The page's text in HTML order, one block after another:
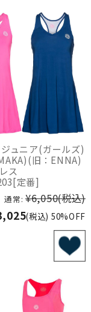
ジュニア(ガールズ)
旧：ENNA)
ス
定番]
通常: ¥6,050(税込)
(税込) 50%OFF